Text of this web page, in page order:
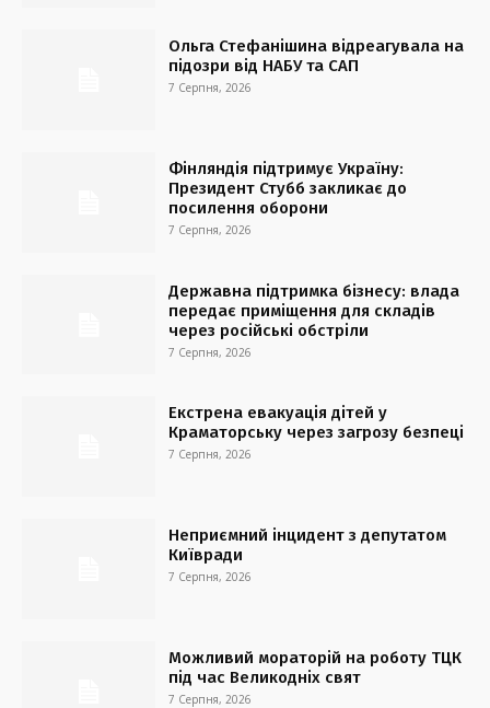
Ольга Стефанішина відреагувала на
підозри від НАБУ та САП
7 Серпня, 2026
Фінляндія підтримує Україну:
Президент Стубб закликає до
посилення оборони
7 Серпня, 2026
Державна підтримка бізнесу: влада
передає приміщення для складів
через російські обстріли
7 Серпня, 2026
Екстрена евакуація дітей у
Краматорську через загрозу безпеці
7 Серпня, 2026
Неприємний інцидент з депутатом
Київради
7 Серпня, 2026
Можливий мораторій на роботу ТЦК
під час Великодніх свят
7 Серпня, 2026